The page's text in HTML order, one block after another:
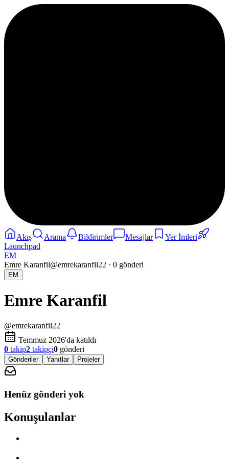
Akış Arama Bildirimler Mesajlar
Yer İmleri
Launchpad
EM
Emre Karanfil@emrekaranfil22 · 0 gönderi
EM
Emre Karanfil
@emrekaranfil22
Temmuz 2026'da katıldı
0 takip2 takipçi0 gönderi
Gönderiler Yanıtlar Projeler
Henüz gönderi yok
Konuşulanlar